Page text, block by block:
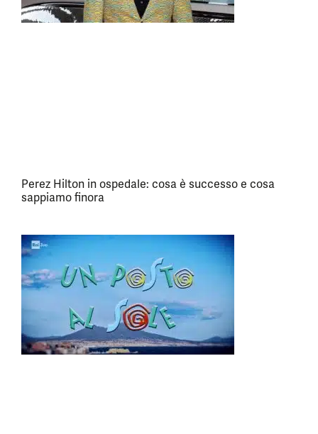
Perez Hilton in ospedale: cosa è successo e cosa
sappiamo finora